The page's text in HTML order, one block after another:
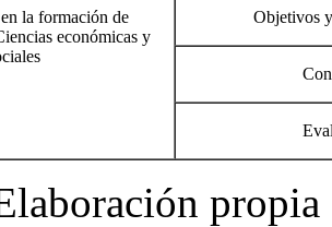
la formación de
económicas y
Objetivos